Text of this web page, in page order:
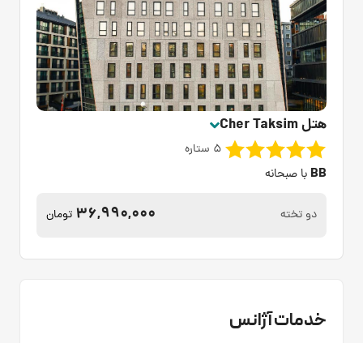
هتل Cher Taksim
5 ستاره
BB با صبحانه
دو تخته 36,990,000 تومان
خدمات آژانس